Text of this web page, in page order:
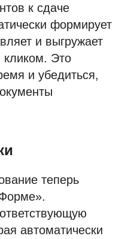
к сдаче
формирует
и выгружает
Это
и убедиться,
теперь
автоматически